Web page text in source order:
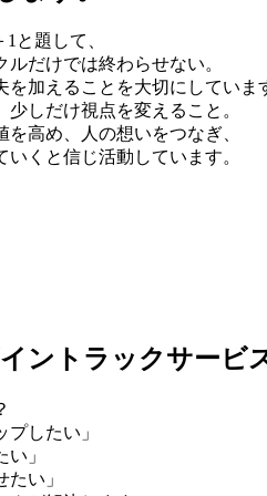
と題して、
だけでは終わらせない。
を加えることを大切にしていま
しだけ視点を変えること。
高め、人の想いをつなぎ、
くと信じ活動しています。
ントラックサービ
プしたい」
」
たい」